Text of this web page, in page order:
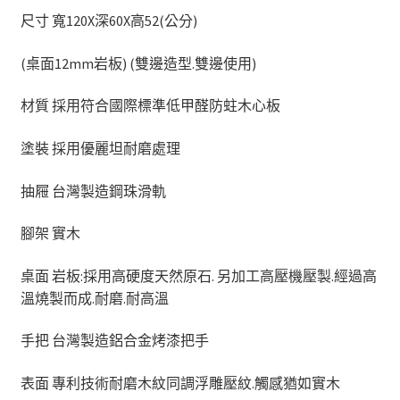
衣櫃&衣櫥
床墊&彈簧床
雙層床&子母床
床頭箱/床頭片
化妝台
斗櫃
書房系列
多功能桌(收銀台)
尺寸 寬120X深60X高52(公分)
(桌面12mm岩板) (雙邊造型.雙邊使用)
材質 採用符合國際標準低甲醛防蛀木心板
塗裝 採用優麗坦耐磨處理
抽屜 台灣製造鋼珠滑軌
腳架 實木
桌面 岩板:採用高硬度天然原石. 另加工高壓機壓製.經過高
溫燒製而成.耐磨.耐高溫
手把 台灣製造鋁合金烤漆把手
表面 專利技術耐磨木紋同調浮雕壓紋.觸感猶如實木